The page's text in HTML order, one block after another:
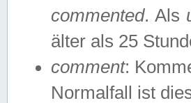
commented. Als
älter als 25
comment:
Normalfall ist